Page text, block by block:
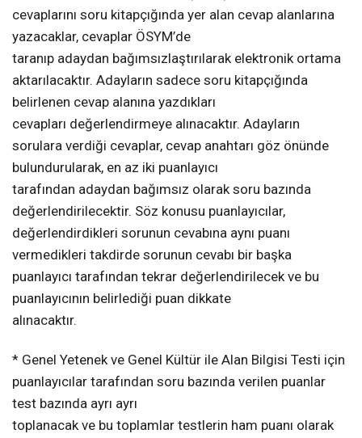
cevaplarını soru kitapçığında yer alan cevap alanlarına
yazacaklar, cevaplar ÖSYM’de
taranıp adaydan bağımsızlaştırılarak elektronik ortama
aktarılacaktır. Adayların sadece soru kitapçığında
belirlenen cevap alanına yazdıkları
cevapları değerlendirmeye alınacaktır. Adayların
sorulara verdiği cevaplar, cevap anahtarı göz önünde
bulundurularak, en az iki puanlayıcı
tarafından adaydan bağımsız olarak soru bazında
değerlendirilecektir. Söz konusu puanlayıcılar,
değerlendirdikleri sorunun cevabına aynı puanı
vermedikleri takdirde sorunun cevabı bir başka
puanlayıcı tarafından tekrar değerlendirilecek ve bu
puanlayıcının belirlediği puan dikkate
alınacaktır.
* Genel Yetenek ve Genel Kültür ile Alan Bilgisi Testi için
puanlayıcılar tarafından soru bazında verilen puanlar
test bazında ayrı ayrı
toplanacak ve bu toplamlar testlerin ham puanı olarak